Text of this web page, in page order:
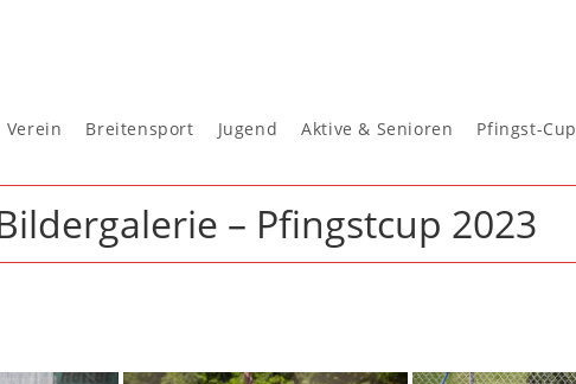
Verein Breitensport Jugend Aktive & Senioren Pfingst-Cup
– Pfingstcup 2023